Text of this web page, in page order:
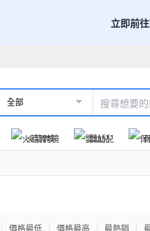
立即前
全部
火箭跨境 嬰幼兒
價格最低 價格最高 最熱銷